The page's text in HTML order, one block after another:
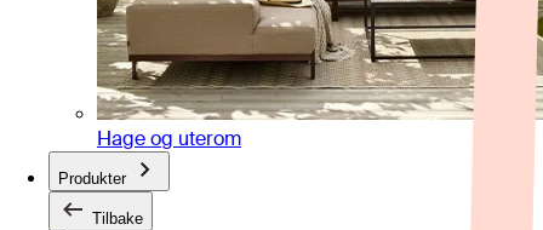
Hage og uterom
Produkter
Tilbake